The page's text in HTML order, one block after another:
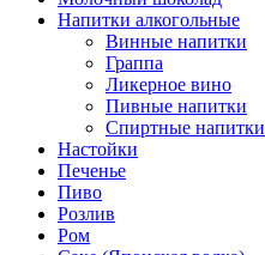
Напитки алкогольные
Винные напитки
Граппа
Ликерное вино
Пивные напитки
Спиртные напитки
Настойки
Печенье
Пиво
Розлив
Ром